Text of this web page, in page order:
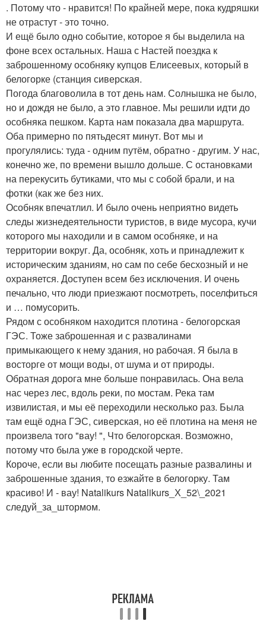
. Потому что - нравится! По крайней мере, пока кудряшки
не отрастут - это точно.
И ещё было одно событие, которое я бы выделила на
фоне всех остальных. Наша с Настей поездка к
заброшенному особняку купцов Елисеевых, который в
белогорке (станция сиверская.
Погода благоволила в тот день нам. Солнышка не было,
но и дождя не было, а это главное. Мы решили идти до
особняка пешком. Карта нам показала два маршрута.
Оба примерно по пятьдесят минут. Вот мы и
прогулялись: туда - одним путём, обратно - другим. У нас,
конечно же, по времени вышло дольше. С остановками
на перекусить бутиками, что мы с собой брали, и на
фотки (как же без них.
Особняк впечатлил. И было очень неприятно видеть
следы жизнедеятельности туристов, в виде мусора, кучи
которого мы находили и в самом особняке, и на
территории вокруг. Да, особняк, хоть и принадлежит к
историческим зданиям, но сам по себе бесхозный и не
охраняется. Доступен всем без исключения. И очень
печально, что люди приезжают посмотреть, поселфиться
и … помусорить.
Рядом с особняком находится плотина - белогорская
ГЭС. Тоже заброшенная и с развалинами
примыкающего к нему здания, но рабочая. Я была в
восторге от мощи воды, от шума и от природы.
Обратная дорога мне больше понравилась. Она вела
нас через лес, вдоль реки, по мостам. Река там
извилистая, и мы её переходили несколько раз. Была
там ещё одна ГЭС, сиверская, но её плотина на меня не
произвела того "вау! ", Что белогорская. Возможно,
потому что была уже в городской черте.
Короче, если вы любите посещать разные развалины и
заброшенные здания, то езжайте в белогорку. Там
красиво! И - вау! Natalikurs Natalikurs_Х_52\_2021
следуй_за_штормом.